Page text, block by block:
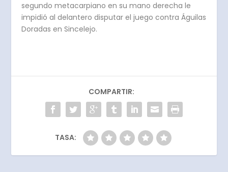
segundo metacarpiano en su mano derecha le
impidió al delantero disputar el juego contra Águilas
Doradas en Sincelejo.
COMPARTIR:
TASA: